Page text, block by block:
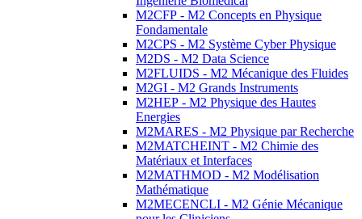
M2CFP - M2 Concepts en Physique
Fondamentale
M2CPS - M2 Système Cyber Physique
M2DS - M2 Data Science
M2FLUIDS - M2 Mécanique des Fluides
M2GI - M2 Grands Instruments
M2HEP - M2 Physique des Hautes
Energies
M2MARES - M2 Physique par Recherche
M2MATCHEINT - M2 Chimie des
Matériaux et Interfaces
M2MATHMOD - M2 Modélisation
Mathématique
M2MECENCLI - M2 Génie Mécanique